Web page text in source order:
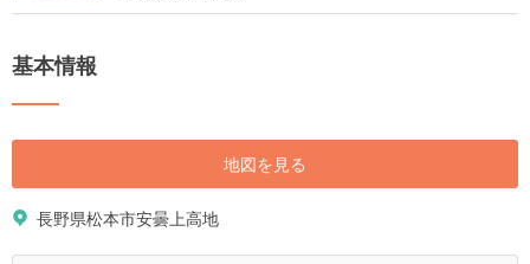
基本情報
地図を見る
長野県松本市安曇上高地